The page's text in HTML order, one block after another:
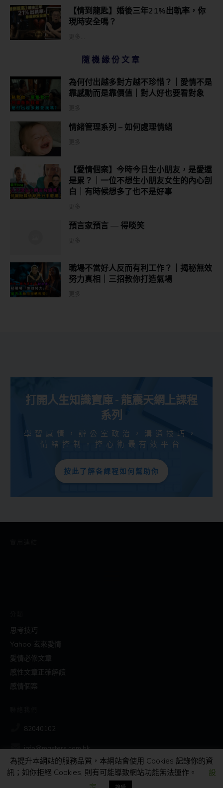
【情到龍匙】婚後三年21%出軌率，你
現時安全嗎？
隨機緣份文章
為何付出越多對方越不珍惜？｜愛情不是
靠感動而是靠價值｜對人好也要看對象
情緒管理系列 – 如何處理情緒
【愛情個案】今時今日生小朋友，是愛還
是累？｜一位不想生小朋友女生的內心剖
白｜有時候想多了也不是好事
預言家預言 — 得啖笑
職場不當好人反而有利工作？｜揭秘無效
努力真相｜三招教你打造氣場
打開人生知識寶庫 - 龍震天網上課程
系列
學習感情，辦公室政治，溝通技巧，
情緒控制，控心術最有效平台
按此了解各課程如何幫助你
思考技巧
Yahoo 玄來愛情
愛情必修文章
感性文章正確解讀
感情個案
82040102
info@masters.com.hk
社交
為提升本網站的服務品質，本網站會使用 Cookies 記錄你的資
訊；如你拒絕 Cookies, 則有可能導致網站功能無法運作。
設